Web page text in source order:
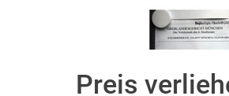
Preis